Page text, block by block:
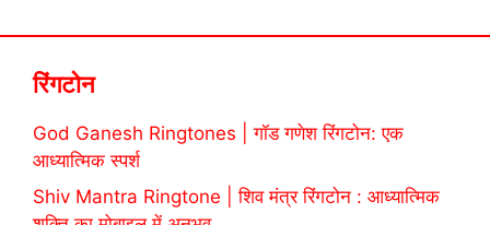
रिंगटोन
God Ganesh Ringtones | गॉड गणेश रिंगटोन: एक
आध्यात्मिक स्पर्श
Shiv Mantra Ringtone | शिव मंत्र रिंगटोन : आध्यात्मिक